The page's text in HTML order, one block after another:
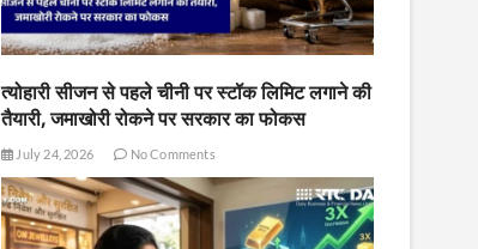
त्योहारी सीजन से पहले चीनी पर स्टॉक लिमिट लगाने की
तैयारी, जमाखोरी रोकने पर सरकार का फोकस
July 24, 2026 No Comments